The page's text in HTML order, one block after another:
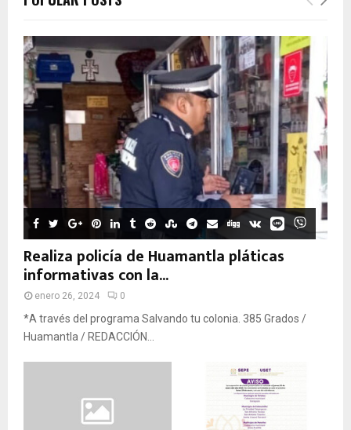
Realiza policía de Huamantla pláticas
informativas con la...
enero 26, 2024 0
*A través del programa Salvando tu colonia. 385 Grados /
Huamantla / REDACCIÓN...